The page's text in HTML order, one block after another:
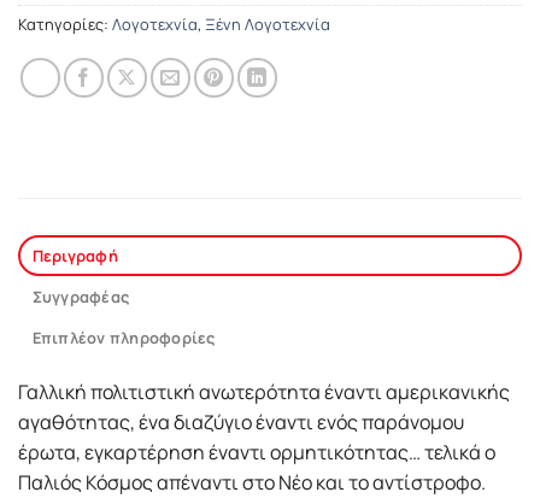
Κατηγορίες: Λογοτεχνία, Ξένη Λογοτεχνία
Περιγραφή
Συγγραφέας
Επιπλέον πληροφορίες
Γαλλική πολιτιστική ανωτερότητα έναντι αμερικανικής
αγαθότητας, ένα διαζύγιο έναντι ενός παράνομου
έρωτα, εγκαρτέρηση έναντι ορμητικότητας… τελικά ο
Παλιός Κόσμος απέναντι στο Νέο και το αντίστροφο.